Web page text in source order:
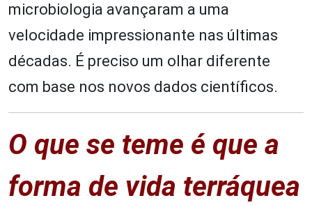
microbiologia avançaram a uma
velocidade impressionante nas últimas
décadas. É preciso um olhar diferente
com base nos novos dados científicos.
O que se teme é que a
forma de vida terráquea